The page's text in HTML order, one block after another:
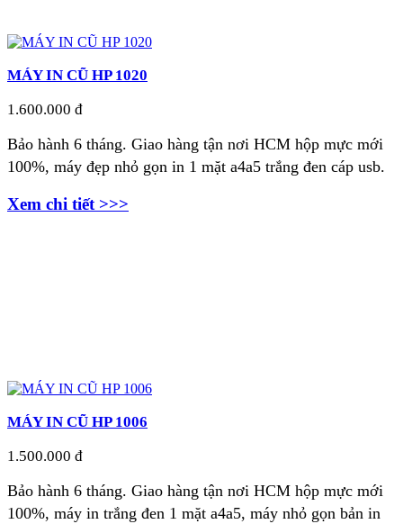
MÁY IN CŨ HP 1020
1.600.000 đ
Bảo hành 6 tháng. Giao hàng tận nơi HCM hộp mực mới
100%, máy đẹp nhỏ gọn in 1 mặt a4a5 trắng đen cáp usb.
Xem chi tiết >>>
MÁY IN CŨ HP 1006
1.500.000 đ
Bảo hành 6 tháng. Giao hàng tận nơi HCM hộp mực mới
100%, máy in trắng đen 1 mặt a4a5, máy nhỏ gọn bản in